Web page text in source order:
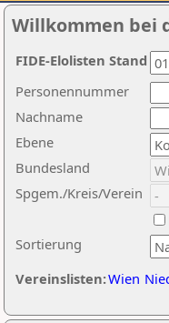
Willkommen bei
Nachname
Ebene
Sortierung
Personennummer
Bundesland
Spgem./Kreis/Verein
Vereinslisten:Wien
FIDE-Elolisten Stand